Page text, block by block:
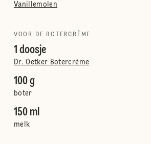
Vanillemolen
VOOR DE BOTERCRÈME
1 doosje
Dr. Oetker Botercrème
100 g
boter
150 ml
melk